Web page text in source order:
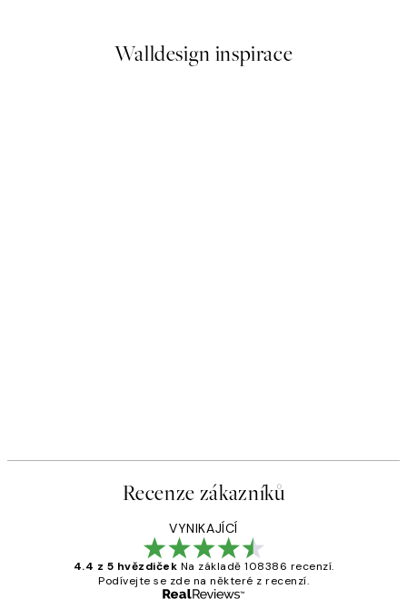
Walldesign inspirace
Recenze zákazníků
VYNIKAJÍCÍ
4.4 z 5 hvězdiček Na základě 108386 recenzí.
Podívejte se zde na některé z recenzí.